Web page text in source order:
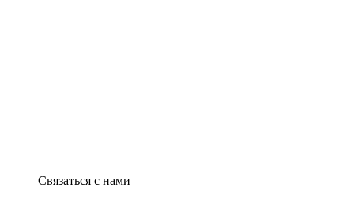
Связаться с нами